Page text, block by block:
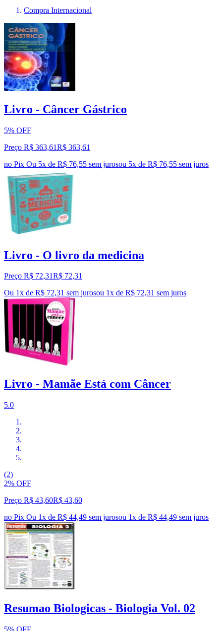
Compra Internacional
Livro - Câncer Gástrico
5% OFF
Preço R$ 363,61R$ 363,61
no Pix Ou 5x de R$ 76,55 sem jurosou 5x de R$ 76,55 sem juros
Livro - O livro da medicina
Preço R$ 72,31R$ 72,31
Ou 1x de R$ 72,31 sem jurosou 1x de R$ 72,31 sem juros
Livro - Mamãe Está com Câncer
5.0
(2)
2% OFF
Preço R$ 43,60R$ 43,60
no Pix Ou 1x de R$ 44,49 sem jurosou 1x de R$ 44,49 sem juros
Resumao Biologicas - Biologia Vol. 02
5% OFF